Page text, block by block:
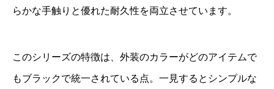
らかな手触りと優れた耐久性を両立させています。
このシリーズの特徴は、外装のカラーがどのアイテムで
もブラックで統一されている点。一見するとシンプルな